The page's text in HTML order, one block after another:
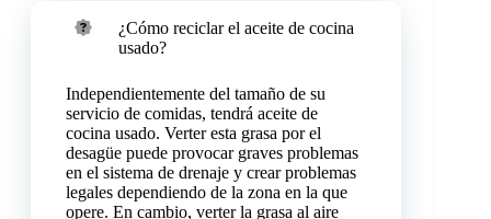
¿Cómo reciclar el aceite de cocina
usado?
Independientemente del tamaño de su
servicio de comidas, tendrá aceite de
cocina usado. Verter esta grasa por el
desagüe puede provocar graves problemas
en el sistema de drenaje y crear problemas
legales dependiendo de la zona en la que
opere. En cambio, verter la grasa al aire